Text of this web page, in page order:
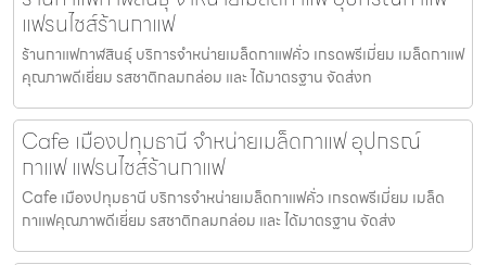
แฟรนไชส์ร้านกาแฟ
ร้านกาแฟกาฬสินธุ์ บริการจำหน่ายเมล็ดกาแฟคั่ว เกรดพรีเมี่ยม เมล็ดกาแฟ
คุณภาพดีเยี่ยม รสชาติกลมกล่อม และ ได้มาตรฐาน จัดส่งท
Cafe เมืองปทุมธานี จำหน่ายเมล็ดกาแฟ อุปกรณ์
กาแฟ แฟรนไชส์ร้านกาแฟ
Cafe เมืองปทุมธานี บริการจำหน่ายเมล็ดกาแฟคั่ว เกรดพรีเมี่ยม เมล็ด
กาแฟคุณภาพดีเยี่ยม รสชาติกลมกล่อม และ ได้มาตรฐาน จัดส่ง